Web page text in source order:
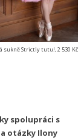
sukně Strictly tutu!, 2 530 Kč
spolupráci s
otázky Ilony